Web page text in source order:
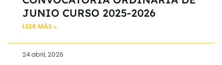
JUNIO CURSO 2025-2026
LEER MÁS »
24 abril, 2026